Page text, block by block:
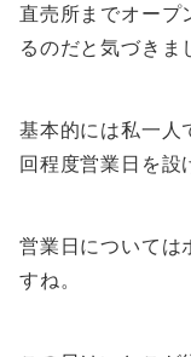
直売所までオープ
るのだと気づきま
基本的には私一人
回程度営業日を設
営業日については
すね。